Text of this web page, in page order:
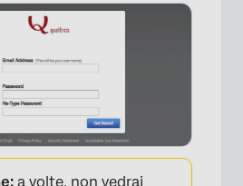
a volte, non vedrai